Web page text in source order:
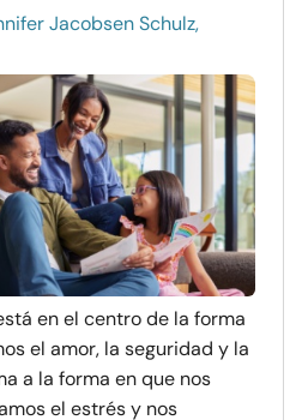
Jacobsen Schulz,
en el centro de la forma
el amor, la seguridad y la
a la forma en que nos
el estrés y nos